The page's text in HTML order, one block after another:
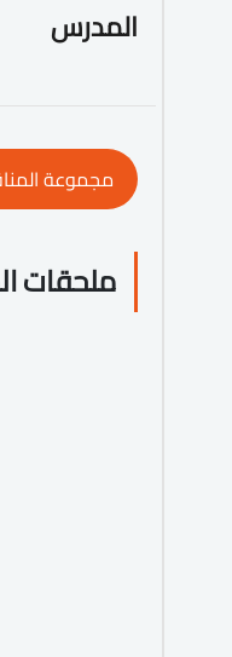
المدرس
مجموعة
ملحقات